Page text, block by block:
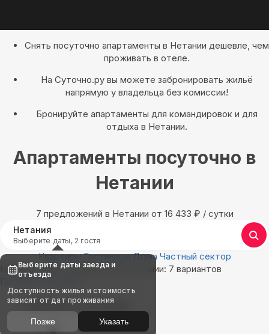
Снять посуточно апартаменты в Нетании дешевле, чем
проживать в отеле.
На Суточно.ру вы можете забронировать жильё
напрямую у владельца без комиссии!
Бронируйте апартаменты для командировок и для
отдыха в Нетании.
Апартаменты посуточно в
Нетании
7 предложений в Нетании oт 16 433 ₽ / сутки
Нетания
Выберите даты, 2 гостя
Квартиры Гостиницы Дома Частный сектор
Найдём, где остановиться в Нетании: 7 вариантов
Показать на карте
Выбирайте лучшее
Выберите даты заезда и
отъезда
Доступность жилья и стоимость
зависят от дат проживания
Позже Указать